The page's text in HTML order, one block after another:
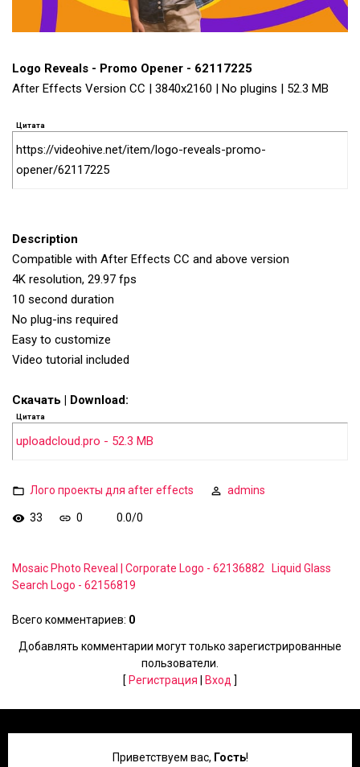
Logo Reveals - Promo Opener - 62117225
After Effects Version CC | 3840x2160 | No plugins | 52.3 MB
Цитата
https://videohive.net/item/logo-reveals-promo-
opener/62117225
Description
Compatible with After Effects CC and above version
4K resolution, 29.97 fps
10 second duration
No plug-ins required
Easy to customize
Video tutorial included
Скачать | Download:
Цитата
uploadcloud.pro - 52.3 MB
Лого проекты для after effects admins
33 0 0.0/0
Mosaic Photo Reveal | Corporate Logo - 62136882
Liquid Glass
Search Logo - 62156819
Всего комментариев: 0
Добавлять комментарии могут только зарегистрированные
пользователи.
[ Регистрация Вход ]
Приветствуем вас, Гость!